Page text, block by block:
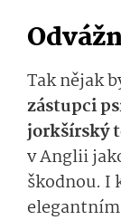
Tak nějak
zástupci
jorkšírský
v Anglii
škodnou. I